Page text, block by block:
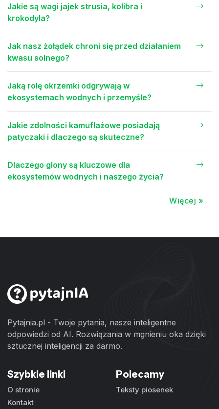
Jakie są wagi jajek strusia, kolibra i
krokodyla?
Jak nasz żołądek chroni się przed działaniem
kwasu solnego?
Jaką rolę okrzemki odgrywają w
ekosystemach wodnych i przemyśle?
Jakie zdolności kamuflażowe posiadają
patyczaki i dlaczego są skuteczne?
Dlaczego glony są kluczowe dla
ekosystemów wodnych i naszego życia?
Więcej »
Pytajnia.pl - Twoje pytania, nasze inteligentne
odpowiedzi od AI. Rozwiązania w mgnieniu oka dzięki
sztucznej inteligencji za darmo.
Szybkie linki
O stronie
Kontakt
Polecamy
Teksty piosenek